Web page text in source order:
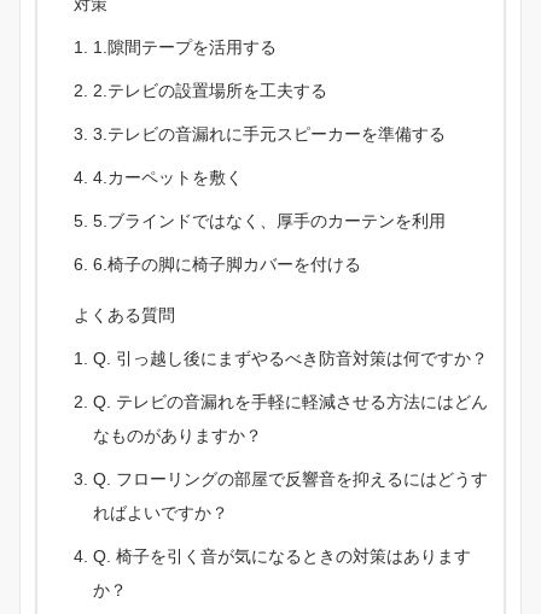
1.隙間テープを活用する
2.テレビの設置場所を工夫する
3.テレビの音漏れに手元スピーカーを準備する
4.カーペットを敷く
5.ブラインドではなく、厚手のカーテンを利用
6.椅子の脚に椅子脚カバーを付ける
よくある質問
Q. 引っ越し後にまずやるべき防音対策は何ですか？
Q. テレビの音漏れを手軽に軽減させる方法にはどん
なものがありますか？
Q. フローリングの部屋で反響音を抑えるにはどうす
ればよいですか？
Q. 椅子を引く音が気になるときの対策はあります
か？